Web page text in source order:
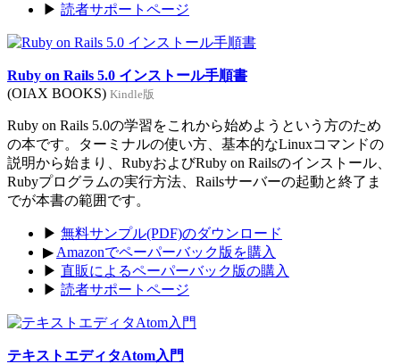
▶ 読者サポートページ
Ruby on Rails 5.0 インストール手順書
(OIAX BOOKS) Kindle版
Ruby on Rails 5.0の学習をこれから始めようという方のため
の本です。ターミナルの使い方、基本的なLinuxコマンドの
説明から始まり、RubyおよびRuby on Railsのインストール、
Rubyプログラムの実行方法、Railsサーバーの起動と終了ま
でが本書の範囲です。
▶ 無料サンプル(PDF)のダウンロード
▶ Amazonでペーパーバック版を購入
▶ 直販によるペーパーバック版の購入
▶ 読者サポートページ
テキストエディタAtom入門